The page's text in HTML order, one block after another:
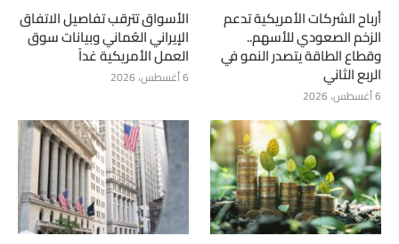
أرباح الشركات الأمريكية تدعم
الزخم الصعودي للأسهم..
وقطاع الطاقة يتصدر النمو في
الربع الثاني
6 أغسطس، 2026
الأسواق تترقب تفاصيل الاتفاق
الإيراني العُماني وبيانات سوق
العمل الأمريكية غداً
6 أغسطس، 2026